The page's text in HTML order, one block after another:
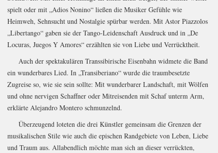
spielt oder mit „Adios Nonino“ ließen die Musiker Gefühle wie
Heimweh, Sehnsucht und Nostalgie spürbar werden. Mit Astor Piazzolos
„Libertango“ gaben sie der Tango-Leidenschaft Ausdruck und in „De
Locuras, Juegos Y Amores“ erzählten sie von Liebe und Verrücktheit.
Auch der spektakulären Transsibirische Eisenbahn widmete die Band
ein wunderbares Lied. In „Transiberiano“ wurde die traumbesetzte
Zugreise so, wie sie sein sollte: Mit wunderbarer Landschaft, mit Wölfen
und ohne nervigen Schaffner oder Mitreisenden mit Schaf unterm Arm,
erklärte Alejandro Montero schmunzelnd.
Überzeugend loteten die drei Künstler gemeinsam die Grenzen der
musikalischen Stile wie auch die epischen Randgebiete von Leben, Liebe
und Traum aus. Allabendlich möchte man sich an dieser verrückten,